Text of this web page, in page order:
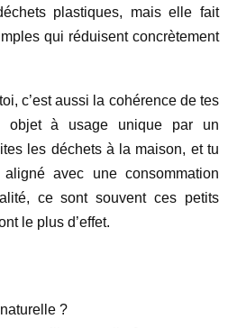
plastiques, mais elle fait
qui réduisent concrètement
c’est aussi la cohérence de tes
objet à usage unique par un
les déchets à la maison, et tu
avec une consommation
ce sont souvent ces petits
le plus d’effet.
?